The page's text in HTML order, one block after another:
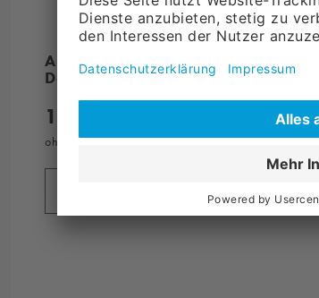
Ausleger für Hochdruck-
Deckenkreisel
1.569,
ohne MwSt., zzgl.Versandkosten